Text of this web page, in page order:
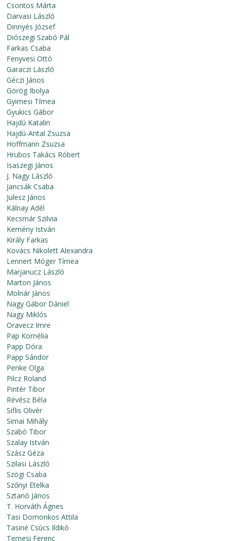
Csontos Márta
Darvasi László
Dinnyés József
Diószegi Szabó Pál
Farkas Csaba
Fenyvesi Ottó
Garaczi László
Géczi János
Görög Ibolya
Gyimesi Tímea
Gyukics Gábor
Hajdú Katalin
Hajdú-Antal Zsuzsa
Hoffmann Zsuzsa
Hrubos Takács Róbert
Isaszegi János
J. Nagy László
Jancsák Csaba
Julesz János
Kálnay Adél
Kecsmár Szilvia
Kemény István
Király Farkas
Kovács Nikolett Alexandra
Lennert Móger Tímea
Marjanucz László
Marton János
Molnár János
Nagy Gábor Dániel
Nagy Miklós
Oravecz Imre
Pap Kornélia
Papp Dóra
Papp Sándor
Penke Olga
Pilcz Roland
Pintér Tibor
Révész Béla
Siflis Olivér
Simai Mihály
Szabó Tibor
Szalay István
Szász Géza
Szilasi László
Szögi Csaba
Szőnyi Etelka
Sztanó János
T. Horváth Ágnes
Tasi Domonkos Attila
Tasiné Csúcs Ildikó
Temesi Ferenc